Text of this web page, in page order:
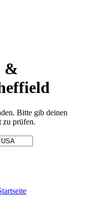
&
Bitte gib deinen
zu prüfen.